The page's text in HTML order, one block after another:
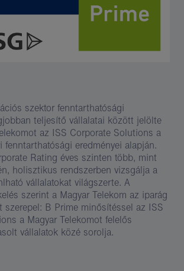
szektor fenntarthatósági
teljesítő vállalatai között jelölte
az ISS Corporate Solutions a
fenntarthatósági eredményei alapján.
Rating éves szinten több, mint
holisztikus rendszerben vizsgálja a
vállalatokat világszerte. A
szerint a Magyar Telekom az iparág
szerepel: B Prime minősítéssel az ISS
a Magyar Telekomot felelős
vállalatok közé sorolja.